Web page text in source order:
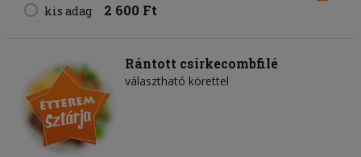
kis adag 2 600 Ft
Rántott csirkecombfilé
választható körettel